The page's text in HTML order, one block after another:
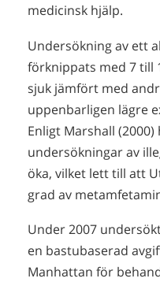
medicinsk hjälp.
Undersökning av ett
förknippats med 7 till
sjuk jämfört med
uppenbarligen lägre
Enligt Marshall
undersökningar av
öka, vilket lett till att
grad av
Under 2007
en bastubaserad
Manhattan för